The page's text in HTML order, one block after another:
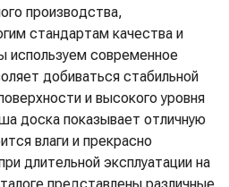
производства,
стандартам качества и
используем современное
добиваться стабильной
и высокого уровня
доска показывает отличную
влаги и прекрасно
длительной эксплуатации на